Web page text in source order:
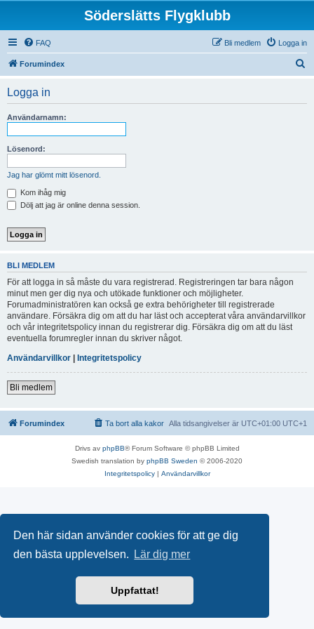
Den här sidan använder cookies för att ge dig
den bästa upplevelsen.
Lär dig mer
Uppfattat!
Söderslätts Flygklubb
FAQ Logga in
Bli medlem
Forumindex
Logga in
Användarnamn:
Lösenord:
Jag har glömt mitt lösenord.
Kom ihåg mig
Dölj att jag är online denna session.
BLI MEDLEM
För att logga in så måste du vara registrerad. Registreringen tar bara någon
minut men ger dig nya och utökade funktioner och möjligheter.
Forumadministratören kan också ge extra behörigheter till registrerade
användare. Försäkra dig om att du har läst och accepterat våra användarvillkor
och vår integritetspolicy innan du registrerar dig. Försäkra dig om att du läst
eventuella forumregler innan du skriver något.
Användarvillkor | Integritetspolicy
Bli medlem
Forumindex Alla tidsangivelser är UTC+01:00 UTC+1
Ta bort alla kakor
Drivs av phpBB® Forum Software © phpBB Limited
Swedish translation by phpBB Sweden © 2006-2020
Integritetspolicy| Användarvillkor